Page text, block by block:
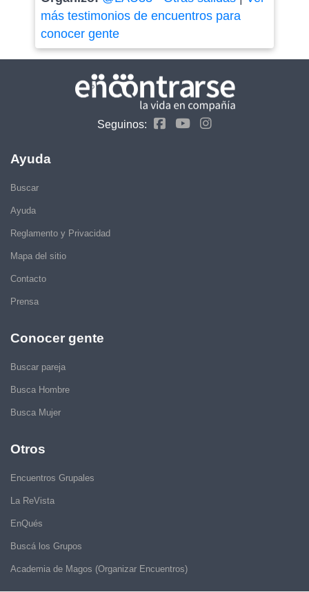
más testimonios de encuentros para
conocer gente
Seguinos:
Ayuda
Buscar
Ayuda
Reglamento y Privacidad
Mapa del sitio
Contacto
Prensa
Conocer gente
Buscar pareja
Busca Hombre
Busca Mujer
Otros
Encuentros Grupales
La ReVista
EnQués
Buscá los Grupos
Academia de Magos (Organizar Encuentros)